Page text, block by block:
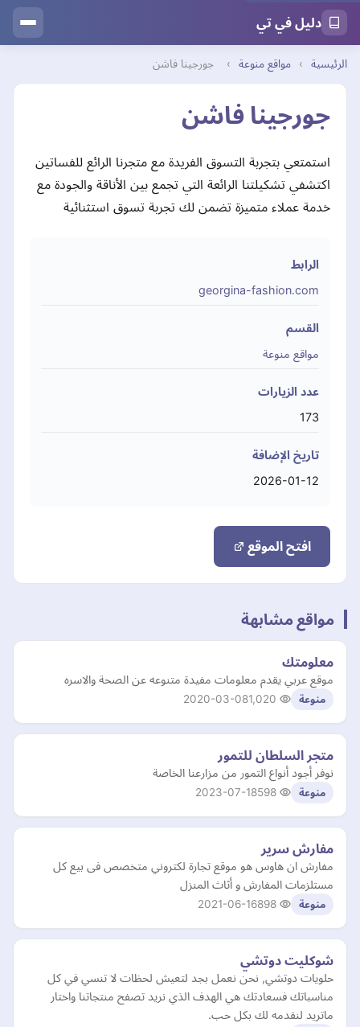
دليل في تي
الرئيسية › مواقع منوعة › جورجينا فاشن
جورجينا فاشن
استمتعي بتجربة التسوق الفريدة مع متجرنا الرائع للفساتين
اكتشفي تشكيلتنا الرائعة التي تجمع بين الأناقة والجودة مع
خدمة عملاء متميزة تضمن لك تجربة تسوق استثنائية
الرابط
georgina-fashion.com
القسم
مواقع منوعة
عدد الزيارات
173
تاريخ الإضافة
2026-01-12
افتح الموقع
مواقع مشابهة
معلومتك
موقع عربي يقدم معلومات مفيدة متنوعه عن الصحة والاسره
منوعة 2020-03-08
متجر السلطان للتمور
نوفر أجود أنواع التمور من مزارعنا الخاصة
منوعة 2023-07-18
مفارش سرير
مفارش ان هاوس هو موقع تجارة لكتروني متخصص فى بيع كل
مستلزمات المفارش و أثاث المنزل
منوعة 2021-06-16
شوكليت دوتشي
حلويات دوتشي, نحن نعمل بجد لتعيش لحظات لا تنسي في كل
مناسباتك فسعادتك هي الهدف الذي نريد تصفح منتجاتنا واختار
ماتريد لنقدمه لك بكل حب.